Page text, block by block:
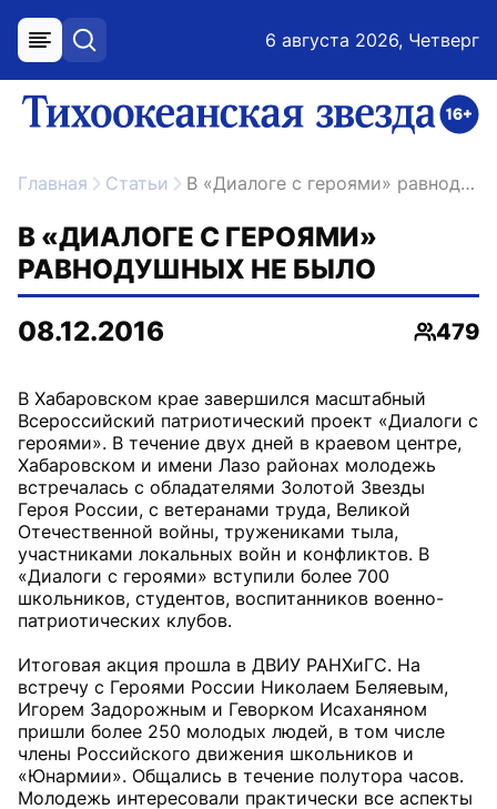
меню поиск 6 августа 2026, Четверг
ссылка на главную
Главная Статьи В «Диалоге с героями» равнодушных не было
В «ДИАЛОГЕ С ГЕРОЯМИ»
РАВНОДУШНЫХ НЕ БЫЛО
08.12.2016
479
В Хабаровском крае завершился масштабный
Всероссийский патриотический проект «Диалоги с
героями». В течение двух дней в краевом центре,
Хабаровском и имени Лазо районах молодежь
встречалась с обладателями Золотой Звезды
Героя России, с ветеранами труда, Великой
Отечественной войны, тружениками тыла,
участниками локальных войн и конфликтов. В
«Диалоги с героями» вступили более 700
школьников, студентов, воспитанников военно-
патриотических клубов.
Итоговая акция прошла в ДВИУ РАНХиГС. На
встречу с Героями России Николаем Беляевым,
Игорем Задорожным и Геворком Исаханяном
пришли более 250 молодых людей, в том числе
члены Российского движения школьников и
«Юнармии». Общались в течение полутора часов.
Молодежь интересовали практически все аспекты